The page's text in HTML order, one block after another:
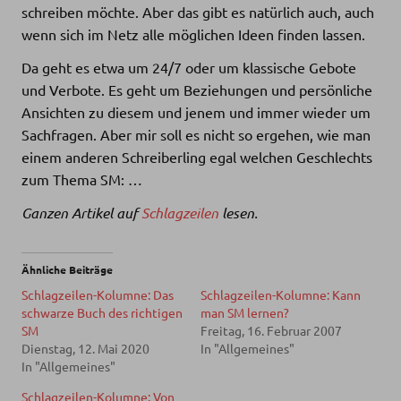
schreiben möchte. Aber das gibt es natürlich auch, auch
wenn sich im Netz alle möglichen Ideen finden lassen.
Da geht es etwa um 24/7 oder um klassische Gebote
und Verbote. Es geht um Beziehungen und persönliche
Ansichten zu diesem und jenem und immer wieder um
Sachfragen. Aber mir soll es nicht so ergehen, wie man
einem anderen Schreiberling egal welchen Geschlechts
zum Thema SM: …
Ganzen Artikel aufSchlagzeilen lesen.
Ähnliche Beiträge
Schlagzeilen-Kolumne: Das
schwarze Buch des richtigen
SM
Dienstag, 12. Mai 2020
In "Allgemeines"
Schlagzeilen-Kolumne: Kann
man SM lernen?
Freitag, 16. Februar 2007
In "Allgemeines"
Schlagzeilen-Kolumne: Von